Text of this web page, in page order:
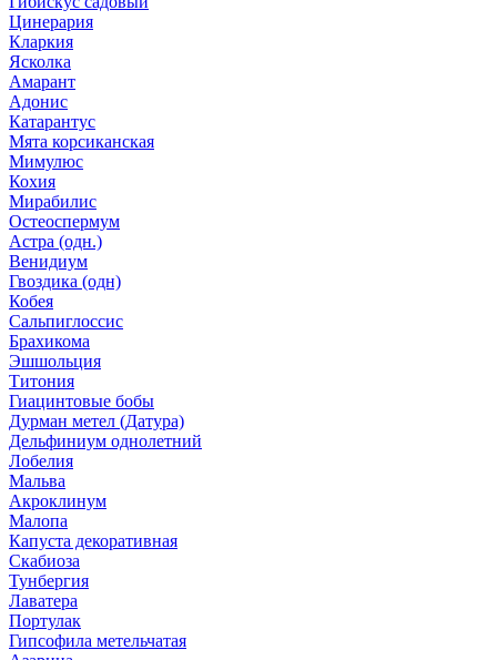
Цинерария
Кларкия
Ясколка
Амарант
Адонис
Катарантус
Мята корсиканская
Мимулюс
Кохия
Мирабилис
Остеоспермум
Астра (одн.)
Венидиум
Гвоздика (одн)
Кобея
Сальпиглоссис
Брахикома
Эшшольция
Титония
Гиацинтовые бобы
Дурман метел (Датура)
Дельфиниум однолетний
Лобелия
Мальва
Акроклинум
Малопа
Капуста декоративная
Скабиоза
Тунбергия
Лаватера
Портулак
Гипсофила метельчатая